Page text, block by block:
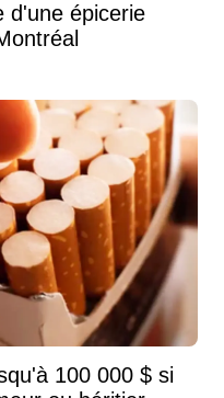
d'une épicerie
100 000 $ si